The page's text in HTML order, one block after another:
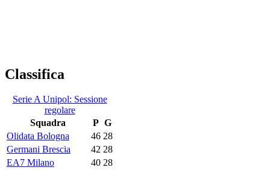
Classifica
Serie A Unipol: Sessione
regolare
Squadra
P G
Olidata Bologna
46 28
Germani Brescia
42 28
EA7 Milano
40 28